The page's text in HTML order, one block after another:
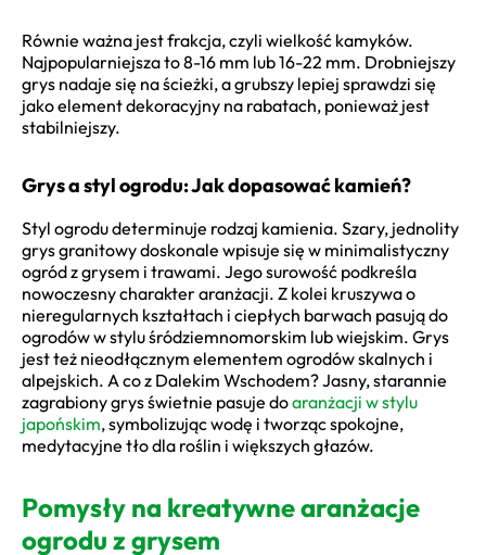
Równie ważna jest frakcja, czyli wielkość kamyków.
Najpopularniejsza to 8-16 mm lub 16-22 mm. Drobniejszy
grys nadaje się na ścieżki, a grubszy lepiej sprawdzi się
jako element dekoracyjny na rabatach, ponieważ jest
stabilniejszy.
Grys a styl ogrodu: Jak dopasować kamień?
Styl ogrodu determinuje rodzaj kamienia. Szary, jednolity
grys granitowy doskonale wpisuje się w minimalistyczny
ogród z grysem i trawami. Jego surowość podkreśla
nowoczesny charakter aranżacji. Z kolei kruszywa o
nieregularnych kształtach i ciepłych barwach pasują do
ogrodów w stylu śródziemnomorskim lub wiejskim. Grys
jest też nieodłącznym elementem ogrodów skalnych i
alpejskich. A co z Dalekim Wschodem? Jasny, starannie
zagrabiony grys świetnie pasuje doaranżacji w stylu
japońskim, symbolizując wodę i tworząc spokojne,
medytacyjne tło dla roślin i większych głazów.
Pomysły na kreatywne aranżacje
ogrodu z grysem